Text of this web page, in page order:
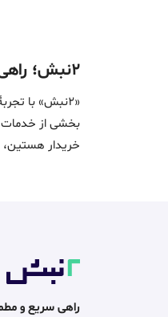
۲نبش؛ راهی سریع و مطمئن برای خانه‌دار شدن
خریدار هستین، با 2نبش در کمترین زمان
راهی سریع و